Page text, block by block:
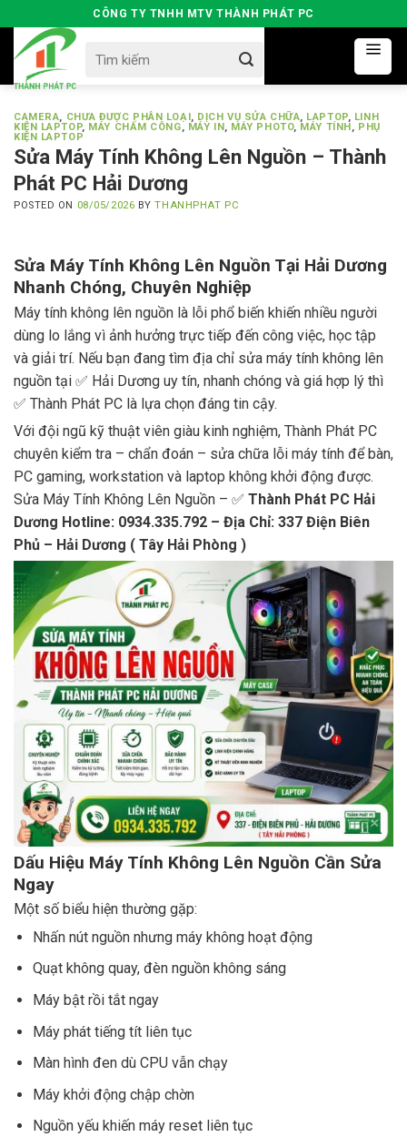
to
content
CÔNG TY TNHH MTV THÀNH PHÁT PC
for:
CAMERA, CHƯA ĐƯỢC PHÂN LOẠI, DỊCH VỤ SỬA CHỮA, LAPTOP, LINH
KIỆN LAPTOP, MÁY CHẤM CÔNG, MÁY IN, MÁY PHOTO, MÁY TÍNH, PHỤ
KIỆN LAPTOP
Sửa Máy Tính Không Lên Nguồn – Thành
Phát PC Hải Dương
POSTED ON 08/05/2026 BYTHANHPHAT PC
Sửa Máy Tính Không Lên Nguồn Tại Hải Dương
Nhanh Chóng, Chuyên Nghiệp
Máy tính không lên nguồn là lỗi phổ biến khiến nhiều người
dùng lo lắng vì ảnh hưởng trực tiếp đến công việc, học tập
và giải trí. Nếu bạn đang tìm địa chỉ sửa máy tính không lên
nguồn tại ✅ Hải Dương uy tín, nhanh chóng và giá hợp lý thì
✅ Thành Phát PC là lựa chọn đáng tin cậy.
Với đội ngũ kỹ thuật viên giàu kinh nghiệm, Thành Phát PC
chuyên kiểm tra – chẩn đoán – sửa chữa lỗi máy tính để bàn,
PC gaming, workstation và laptop không khởi động được.
Sửa Máy Tính Không Lên Nguồn – ✅ Thành Phát PC Hải
Dương Hotline: 0934.335.792 – Địa Chỉ: 337 Điện Biên
Phủ – Hải Dương ( Tây Hải Phòng )
Dấu Hiệu Máy Tính Không Lên Nguồn Cần Sửa
Ngay
Một số biểu hiện thường gặp:
Nhấn nút nguồn nhưng máy không hoạt động
Quạt không quay, đèn nguồn không sáng
Máy bật rồi tắt ngay
Máy phát tiếng tít liên tục
Màn hình đen dù CPU vẫn chạy
Máy khởi động chập chờn
Nguồn yếu khiến máy reset liên tục